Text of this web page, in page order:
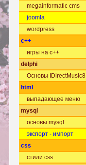
megainformatic cms
joomla
wordpress
c++
игры на c++
delphi
Основы IDirectMusic8
html
выпадающее меню
mysql
основы mysql
экспорт - импорт
css
стили css